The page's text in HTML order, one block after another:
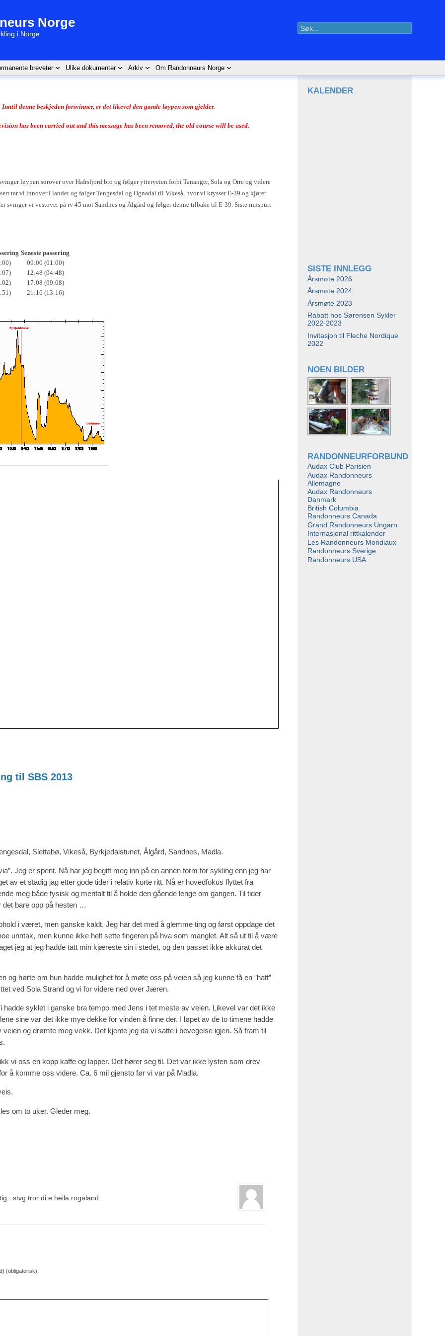
Norge
i Norge
breveter Ulike dokumenter Arkiv Om Randonneurs Norge
denne beskjeden forsvinner, er det likevel den gamle løypen som gjelder.
has been carried out and this message has been removed, the old course will be used.
løypen sørover over Hafrsfjord bro og følger ytterveien forbi Tananger, Sola og Orre og videre
tar vi innover i landet og følger Tengesdal og Ognadal til Vikeså, hvor vi krysser E-39 og kjører
vi vestover på rv 45 mot Sandnes og Ålgård og følger denne tilbake til E-39. Siste innspurt
Seneste passering
09:00 (01:00)
12:48 (04:48)
17:08 (09:08)
21:16 (13:16)
til SBS 2013
Slettabø, Vikeså, Byrkjedalstunet, Ålgård, Sandnes, Madla.
Jeg er spent. Nå har jeg begitt meg inn på en annen form for sykling enn jeg har
av et stadig jag etter gode tider i relativ korte ritt. Nå er hovedfokus flyttet fra
meg både fysisk og mentalt til å holde den gående lenge om gangen. Til tider
det bare opp på hesten …
i været, men ganske kaldt. Jeg har det med å glemme ting og først oppdage det
unntak, men kunne ikke helt sette fingeren på hva som manglet. Alt så ut til å være
jeg at jeg hadde tatt min kjæreste sin i stedet, og den passet ikke akkurat det
og hørte om hun hadde mulighet for å møte oss på veien så jeg kunne få en ”hatt”
ved Sola Strand og vi for videre ned over Jæren.
syklet i ganske bra tempo med Jens i tet meste av veien. Likevel var det ikke
sine var det ikke mye dekke for vinden å finne der. I løpet av de to timene hadde
og drømte meg vekk. Det kjente jeg da vi satte i bevegelse igjen. Så fram til
vi oss en kopp kaffe og lapper. Det hører seg til. Det var ikke lysten som drev
å komme oss videre. Ca. 6 mil gjensto før vi var på Madla.
om to uker. Gleder meg.
stvg tror di e heila rogaland..
(obligatorisk)
KALENDER
SISTE INNLEGG
Årsmøte 2026
Årsmøte 2024
Årsmøte 2023
Rabatt hos Sørensen Sykler
2022-2023
Invitasjon til Fleche Nordique
2022
NOEN BILDER
RANDONNEURFORBUND
Audax Club Parisien
Audax Randonneurs
Allemagne
Audax Randonneurs
Danmark
British Columbia
Randonneurs Canada
Grand Randonneurs Ungarn
Internasjonal rittkalender
Les Randonneurs Mondiaux
Randonneurs Sverige
Randonneurs USA